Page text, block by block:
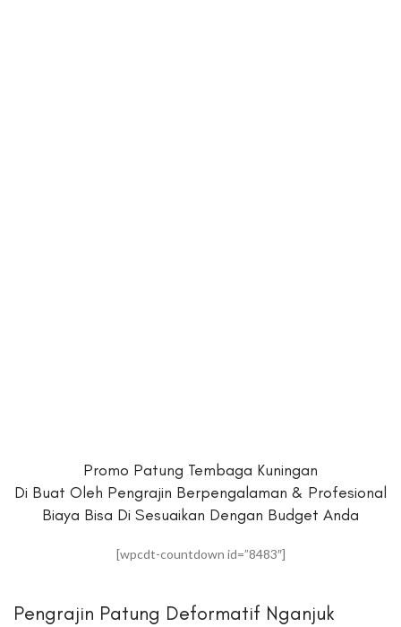
Promo Patung Tembaga Kuningan
Di Buat Oleh Pengrajin Berpengalaman & Profesional
Biaya Bisa Di Sesuaikan Dengan Budget Anda
[wpcdt-countdown id=”8483″]
Pengrajin Patung Deformatif Nganjuk